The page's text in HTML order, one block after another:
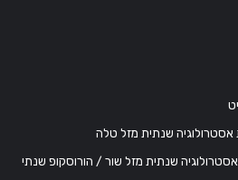
/ תחזית אסטרולוגיה שנתית מזל שור / הורוסקופ שנתי